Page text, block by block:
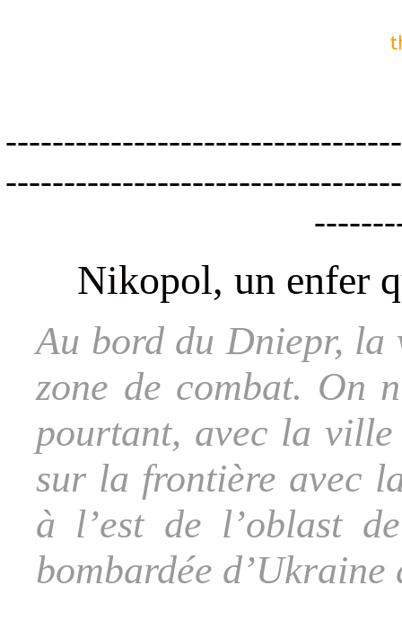
Nikopol, un enfer
Au bord du Dniepr, la
zone de combat. On
pourtant, avec la
sur la frontière avec
à l’est de l’oblast
bombardée d’Ukraine